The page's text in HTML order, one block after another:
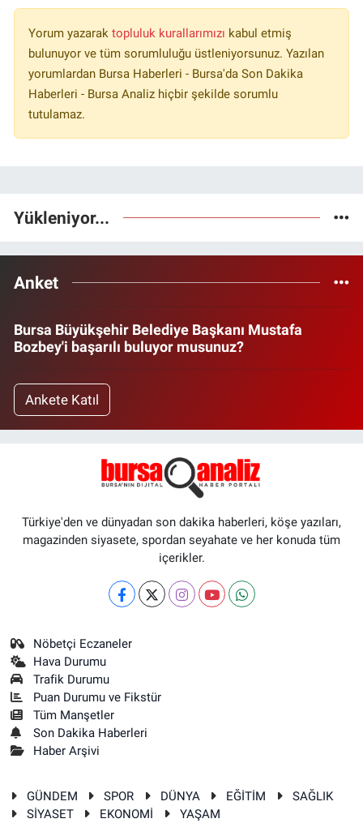
Yorum yazarak topluluk kurallarımızı kabul etmiş
bulunuyor ve tüm sorumluluğu üstleniyorsunuz. Yazılan
yorumlardan Bursa Haberleri - Bursa'da Son Dakika
Haberleri - Bursa Analiz hiçbir şekilde sorumlu
tutulamaz.
Yükleniyor...
Anket
Bursa Büyükşehir Belediye Başkanı Mustafa
Bozbey'i başarılı buluyor musunuz?
Ankete Katıl
Türkiye'den ve dünyadan son dakika haberleri, köşe yazıları,
magazinden siyasete, spordan seyahate ve her konuda tüm
içerikler.
Nöbetçi Eczaneler
Hava Durumu
Trafik Durumu
Puan Durumu ve Fikstür
Tüm Manşetler
Son Dakika Haberleri
Haber Arşivi
GÜNDEM SPOR DÜNYA EĞİTİM
SAĞLIK
SİYASET
EKONOMİ YAŞAM